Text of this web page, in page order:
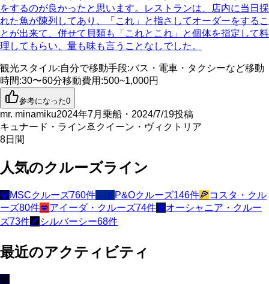
をするのが良かったと思います。レストランは、店内に当日採
れた魚が陳列してあり、「これ」と指さしてオーダーをするこ
とが出来て、併せて貝類も「これとこれ」と個体を指定して料
理してもらい、量も味も言うことなしでした。
観光スタイル:自分で移動手段:バス・電車・タクシーなど移動
時間:30〜60分移動費用 :500~1,000円
参考になった0
mr. minamiku2024年7月乗船・2024/7/19投稿
キュナード・ライン🚢 クイーン・ヴィクトリア
8日間
人気のクルーズライン
💎MSCクルーズ760件🇬🇧P&Oクルーズ146件🍕コスタ・クル
ーズ80件💋アイーダ・クルーズ74件🦞オーシャニア・クルー
ズ73件🪶 シルバーシー68件
最近のアクティビティ
💎